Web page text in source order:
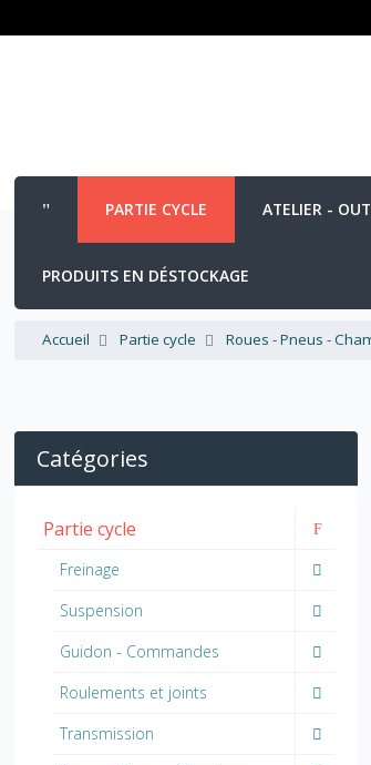
PARTIE CYCLE ATELIER -
PRODUITS EN DÉSTOCKAGE
Accueil Partie cycle Roues - Pneus -
Catégories
Partie cycle
Freinage
Suspension
Guidon - Commandes
Roulements et joints
Transmission